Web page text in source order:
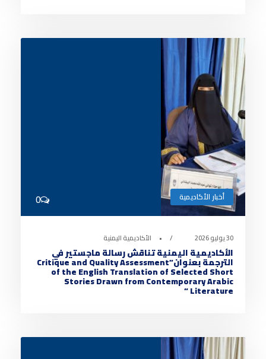
أخبار الأكاديمية 0
30 يوليو 2026 • الأكاديمية اليمنية
الأكاديمية اليمنية تناقش رسالة ماجستير في
الترجمة بعنوان”Critique and Quality Assessment
of the English Translation of Selected Short
Stories Drawn from Contemporary Arabic
Literature “